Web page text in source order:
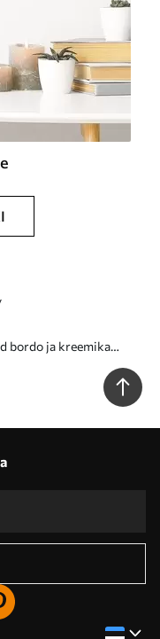
bordo ja kreemika